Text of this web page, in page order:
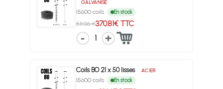
GALVANISÉ
15600 coils En stock
511.06 €370.81€ TTC
1
Coils BO 21 x 50 lisses ACIER
15600 coils En stock